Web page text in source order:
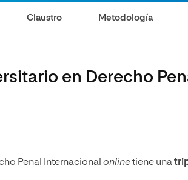
Claustro Metodología
en Derecho
Penal Internacional onlinetiene una